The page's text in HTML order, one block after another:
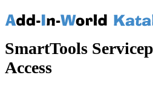
SmartTools
Access